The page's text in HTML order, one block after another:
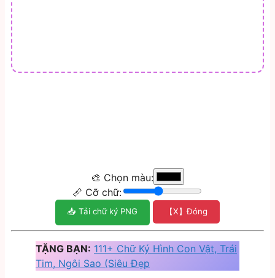
🎨 Chọn màu:
📏 Cỡ chữ:
📥 Tải chữ ký PNG 【X】Đóng
TẶNG BẠN: 111+ Chữ Ký Hình Con Vật, Trái
Tim, Ngôi Sao (Siêu Đẹp